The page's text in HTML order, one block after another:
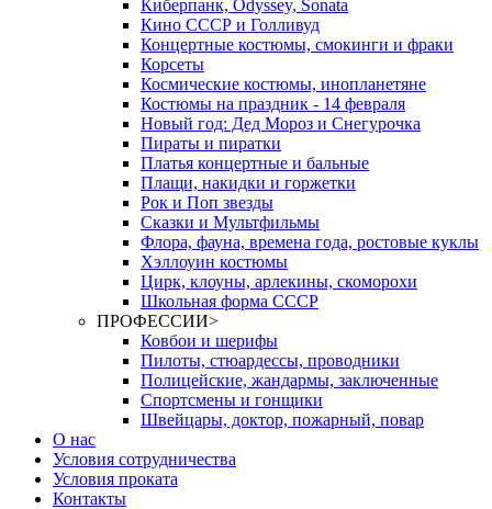
Киберпанк, Odyssey, Sonata
Кино СССР и Голливуд
Концертные костюмы, смокинги и фраки
Корсеты
Космические костюмы, инопланетяне
Костюмы на праздник - 14 февраля
Новый год: Дед Мороз и Снегурочка
Пираты и пиратки
Платья концертные и бальные
Плащи, накидки и горжетки
Рок и Поп звезды
Сказки и Мультфильмы
Флора, фауна, времена года, ростовые куклы
Хэллоуин костюмы
Цирк, клоуны, арлекины, скоморохи
Школьная форма СССР
ПРОФЕССИИ>
Ковбои и шерифы
Пилоты, стюардессы, проводники
Полицейские, жандармы, заключенные
Спортсмены и гонщики
Швейцары, доктор, пожарный, повар
О нас
Условия сотрудничества
Условия проката
Контакты